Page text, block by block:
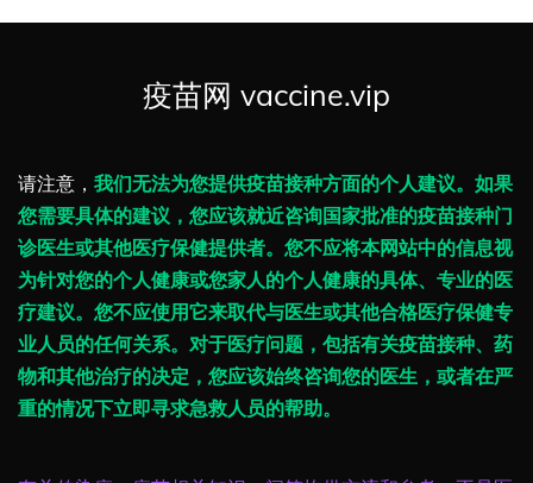
疫苗网 vaccine.vip
请注意， 我们无法为您提供疫苗接种方面的个人建议。如果
您需要具体的建议，您应该就近咨询国家批准的疫苗接种门
诊医生或其他医疗保健提供者。您不应将本网站中的信息视
为针对您的个人健康或您家人的个人健康的具体、专业的医
疗建议。您不应使用它来取代与医生或其他合格医疗保健专
业人员的任何关系。对于医疗问题，包括有关疫苗接种、药
物和其他治疗的决定，您应该始终咨询您的医生，或者在严
重的情况下立即寻求急救人员的帮助。